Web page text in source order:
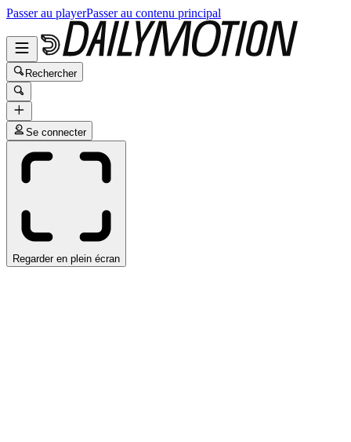
Passer au playerPasser au contenu principal
Rechercher
Se connecter
Regarder en plein écran